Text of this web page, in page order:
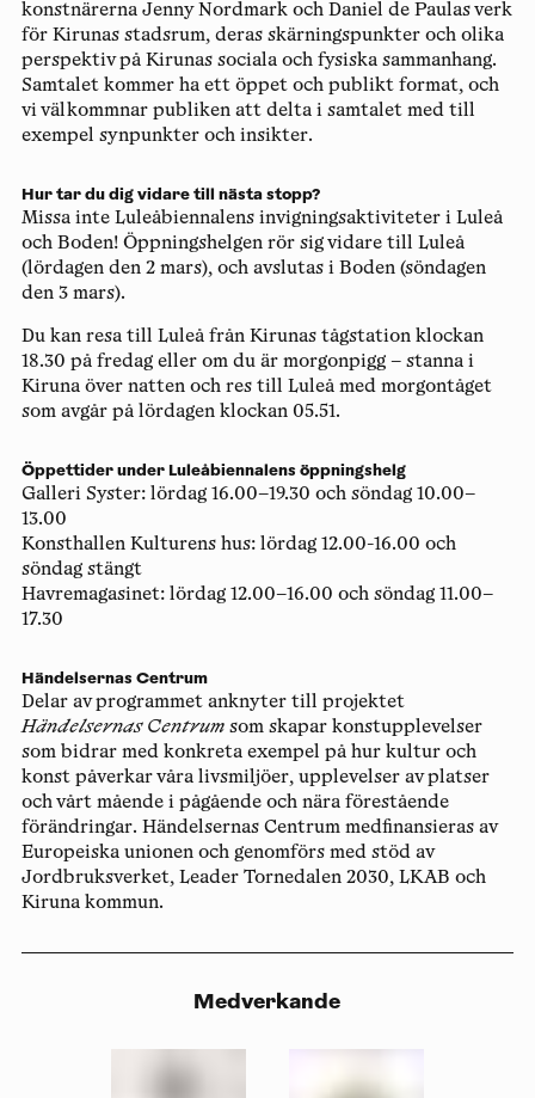
konstnärerna Jenny Nordmark och Daniel de Paulas verk
för Kirunas stadsrum, deras skärningspunkter och olika
perspektiv på Kirunas sociala och fysiska sammanhang.
Samtalet kommer ha ett öppet och publikt format, och
vi välkommnar publiken att delta i samtalet med till
exempel synpunkter och insikter.
Hur tar du dig vidare till nästa stopp?
Missa inte Luleåbiennalens invigningsaktiviteter i Luleå
och Boden! Öppningshelgen rör sig vidare till Luleå
(lördagen den 2 mars), och avslutas i Boden (söndagen
den 3 mars).
Du kan resa till Luleå från Kirunas tågstation klockan
18.30 på fredag eller om du är morgonpigg – stanna i
Kiruna över natten och res till Luleå med morgontåget
som avgår på lördagen klockan 05.51.
Öppettider under Luleåbiennalens öppningshelg
Galleri Syster: lördag 16.00–19.30 och söndag 10.00–
13.00
Konsthallen Kulturens hus:lördag 12.00-16.00 och
söndag stängt
Havremagasinet:lördag 12.00–16.00 och söndag 11.00–
17.30
Händelsernas Centrum
Delar av programmet anknyter till projektet
Händelsernas Centrumsom skapar konstupplevelser
som bidrar med konkreta exempel på hur kultur och
konst påverkar våra livsmiljöer, upplevelser av platser
och vårt mående i pågående och nära förestående
förändringar. Händelsernas Centrum medfinansieras av
Europeiska unionen och genomförs med stöd av
Jordbruksverket, Leader Tornedalen 2030, LKAB och
Kiruna kommun.
Medverkande